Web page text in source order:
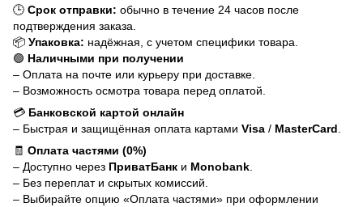
🕒 Срок отправки: обычно в течение 24 часов после
подтверждения заказа.
📦 Упаковка: надёжная, с учетом специфики товара.
🟢 Наличными при получении
– Оплата на почте или курьеру при доставке.
– Возможность осмотра товара перед оплатой.
💳 Банковской картой онлайн
– Быстрая и защищённая оплата картами Visa / MasterCard
🧾 Оплата частями (0%)
– Доступно через ПриватБанк и Monobank
– Без переплат и скрытых комиссий.
– Выбирайте опцию «Оплата частями» при оформлении